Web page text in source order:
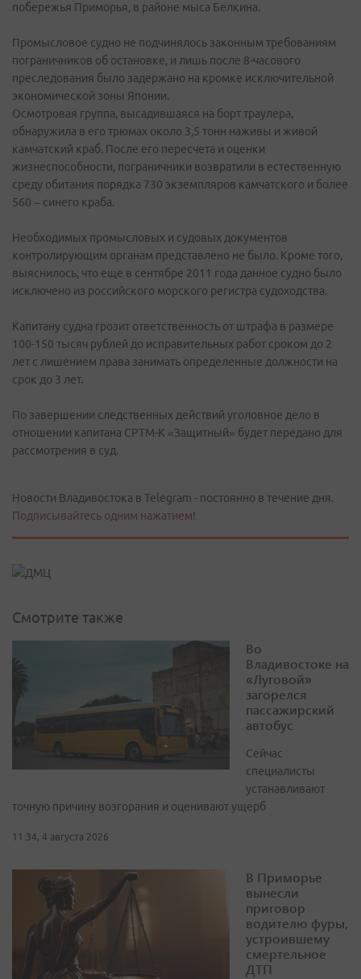
побережья Приморья, в районе мыса Белкина.
Промысловое судно не подчинялось законным требованиям
пограничников об остановке, и лишь после 8-часового
преследования было задержано на кромке исключительной
экономической зоны Японии.
Осмотровая группа, высадившаяся на борт траулера,
обнаружила в его трюмах около 3,5 тонн наживы и живой
камчатский краб. После его пересчета и оценки
жизнеспособности, пограничники возвратили в естественную
среду обитания порядка 730 экземпляров камчатского и более
560 – синего краба.
Необходимых промысловых и судовых документов
контролирующим органам представлено не было. Кроме того,
выяснилось, что еще в сентябре 2011 года данное судно было
исключено из российского морского регистра судоходства.
Капитану судна грозит ответственность от штрафа в размере
100-150 тысяч рублей до исправительных работ сроком до 2
лет с лишением права занимать определенные должности на
срок до 3 лет.
По завершении следственных действий уголовное дело в
отношении капитана СРТМ-К «Защитный» будет передано для
рассмотрения в суд.
Новости Владивостока в Telegram - постоянно в течение дня.
Подписывайтесь одним нажатием!
Смотрите также
Во
Владивостоке на
«Луговой»
загорелся
пассажирский
автобус
Сейчас
специалисты
устанавливают
точную причину возгорания и оценивают ущерб
11:34, 4 августа 2026
В Приморье
вынесли
приговор
водителю фуры,
устроившему
смертельное
ДТП